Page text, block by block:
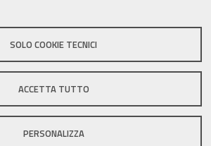
SOLO COOKIE TECNICI
ACCETTA TUTTO
PERSONALIZZA
Comune di Zola Predosa
DPO|Accessibilità